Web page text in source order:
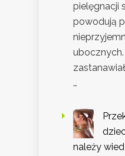
pielęgnacji
powodują
…
należy